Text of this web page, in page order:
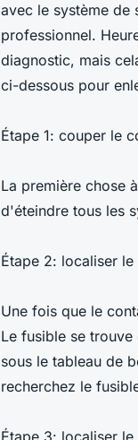
avec le système
professionnel.
diagnostic, mais
ci-dessous pour
Étape 1: couper le
La première chose
d'éteindre tous les
Étape 2: localiser
Une fois que le
Le fusible se
sous le tableau de
recherchez le